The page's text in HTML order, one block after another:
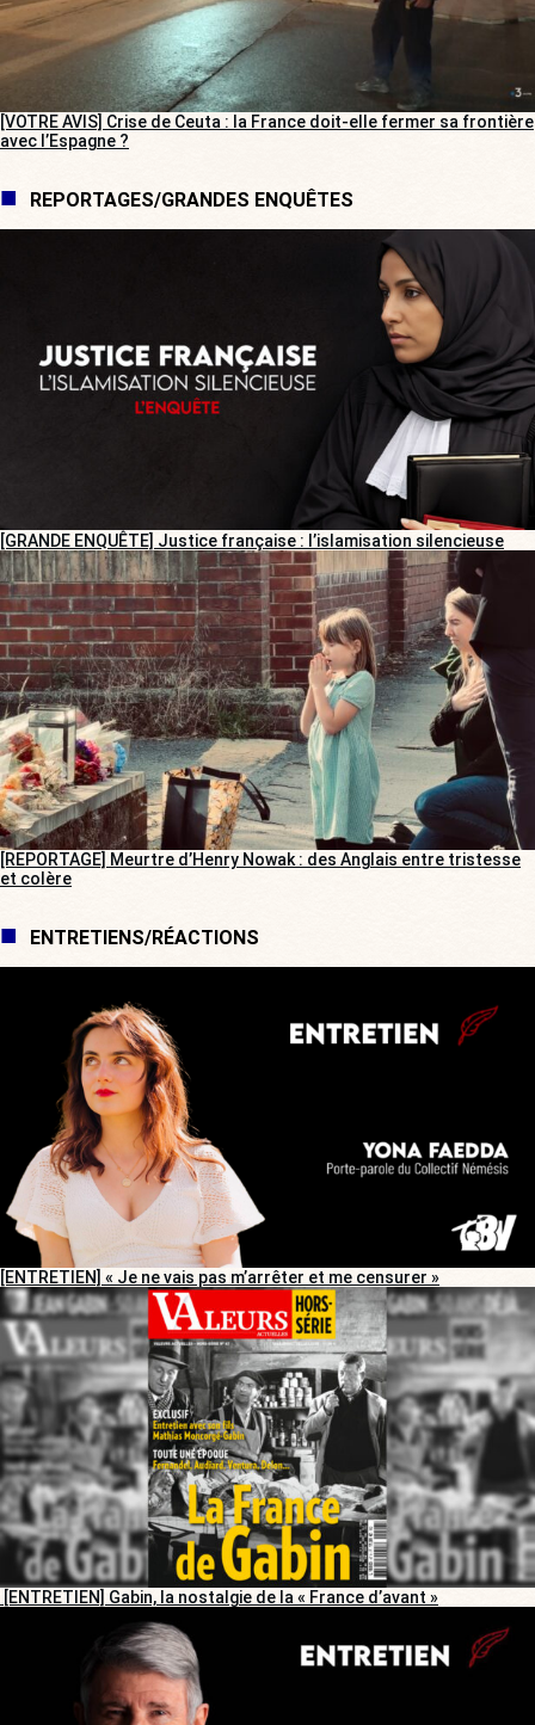
[VOTRE AVIS] Crise de Ceuta : la France doit-elle fermer sa frontière
avec l’Espagne ?
REPORTAGES/GRANDES ENQUÊTES
[GRANDE ENQUÊTE] Justice française : l’islamisation silencieuse
[REPORTAGE] Meurtre d’Henry Nowak : des Anglais entre tristesse
et colère
ENTRETIENS/RÉACTIONS
[ENTRETIEN] « Je ne vais pas m’arrêter et me censurer »
[ENTRETIEN] Gabin, la nostalgie de la « France d’avant »